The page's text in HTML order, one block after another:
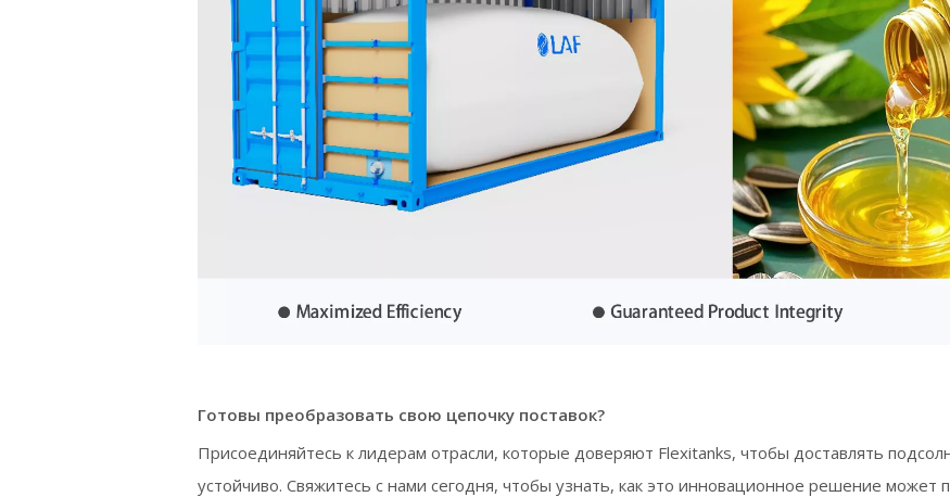
Готовы преобразовать свою цепочку поставок?
Присоединяйтесь к лидерам отрасли, которые доверяют Flexitanks, чтобы доставлять
устойчиво. Свяжитесь с нами сегодня, чтобы узнать, как это инновационное решение может